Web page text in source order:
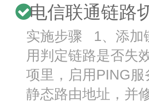
电信联通链路
实施步骤 1、添加
用判定链路是否失
项里，启用PING
静态路由地址，并